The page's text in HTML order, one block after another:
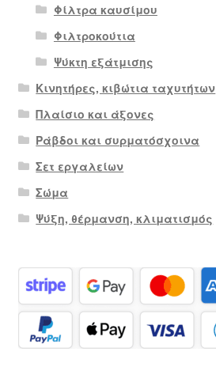
Φίλτρα καυσίμου
Φιλτροκούτια
Ψύκτη εξάτμισης
Κινητήρες, κιβώτια ταχυτήτων
Πλαίσιο και άξονες
Ράβδοι και συρματόσχοινα
Σετ εργαλείων
Σώμα
Ψύξη, θέρμανση, κλιματισμός